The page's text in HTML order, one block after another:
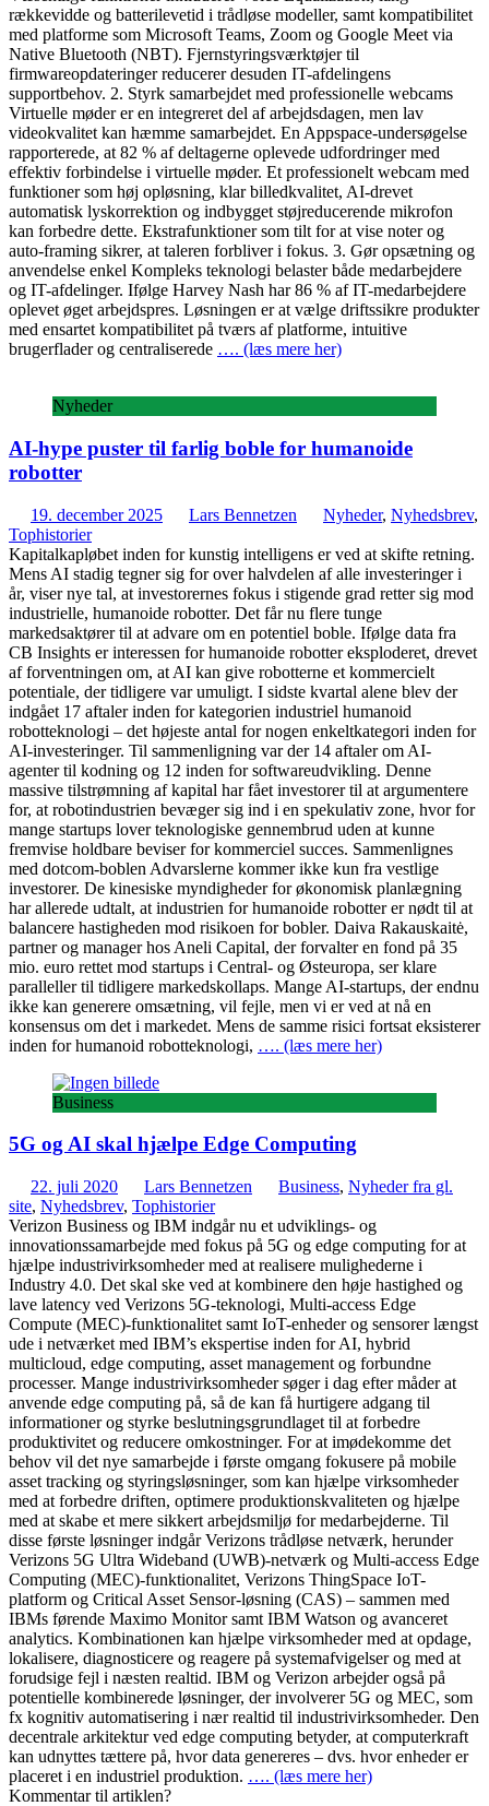
rækkevidde og batterilevetid i trådløse modeller, samt kompatibilitet
med platforme som Microsoft Teams, Zoom og Google Meet via
Native Bluetooth (NBT). Fjernstyringsværktøjer til
firmwareopdateringer reducerer desuden IT-afdelingens
supportbehov. 2. Styrk samarbejdet med professionelle webcams
Virtuelle møder er en integreret del af arbejdsdagen, men lav
videokvalitet kan hæmme samarbejdet. En Appspace-undersøgelse
rapporterede, at 82 % af deltagerne oplevede udfordringer med
effektiv forbindelse i virtuelle møder. Et professionelt webcam med
funktioner som høj opløsning, klar billedkvalitet, AI-drevet
automatisk lyskorrektion og indbygget støjreducerende mikrofon
kan forbedre dette. Ekstrafunktioner som tilt for at vise noter og
auto-framing sikrer, at taleren forbliver i fokus. 3. Gør opsætning og
anvendelse enkel Kompleks teknologi belaster både medarbejdere
og IT-afdelinger. Ifølge Harvey Nash har 86 % af IT-medarbejdere
oplevet øget arbejdspres. Løsningen er at vælge driftssikre produkter
med ensartet kompatibilitet på tværs af platforme, intuitive
brugerflader og centraliserede …. (læs mere her)
Nyheder
AI-hype puster til farlig boble for humanoide
robotter
19. december 2025 Lars Bennetzen Nyheder, Nyhedsbrev,
Tophistorier
Kapitalkapløbet inden for kunstig intelligens er ved at skifte retning.
Mens AI stadig tegner sig for over halvdelen af alle investeringer i
år, viser nye tal, at investorernes fokus i stigende grad retter sig mod
industrielle, humanoide robotter. Det får nu flere tunge
markedsaktører til at advare om en potentiel boble. Ifølge data fra
CB Insights er interessen for humanoide robotter eksploderet, drevet
af forventningen om, at AI kan give robotterne et kommercielt
potentiale, der tidligere var umuligt. I sidste kvartal alene blev der
indgået 17 aftaler inden for kategorien industriel humanoid
robotteknologi – det højeste antal for nogen enkeltkategori inden for
AI-investeringer. Til sammenligning var der 14 aftaler om AI-
agenter til kodning og 12 inden for softwareudvikling. Denne
massive tilstrømning af kapital har fået investorer til at argumentere
for, at robotindustrien bevæger sig ind i en spekulativ zone, hvor for
mange startups lover teknologiske gennembrud uden at kunne
fremvise holdbare beviser for kommerciel succes. Sammenlignes
med dotcom-boblen Advarslerne kommer ikke kun fra vestlige
investorer. De kinesiske myndigheder for økonomisk planlægning
har allerede udtalt, at industrien for humanoide robotter er nødt til at
balancere hastigheden mod risikoen for bobler. Daiva Rakauskaitė,
partner og manager hos Aneli Capital, der forvalter en fond på 35
mio. euro rettet mod startups i Central- og Østeuropa, ser klare
paralleller til tidligere markedskollaps. Mange AI-startups, der endnu
ikke kan generere omsætning, vil fejle, men vi er ved at nå en
konsensus om det i markedet. Mens de samme risici fortsat eksisterer
inden for humanoid robotteknologi, …. (læs mere her)
Business
5G og AI skal hjælpe Edge Computing
22. juli 2020 Lars Bennetzen Business, Nyheder fra gl.
site, Nyhedsbrev, Tophistorier
Verizon Business og IBM indgår nu et udviklings- og
innovationssamarbejde med fokus på 5G og edge computing for at
hjælpe industrivirksomheder med at realisere mulighederne i
Industry 4.0. Det skal ske ved at kombinere den høje hastighed og
lave latency ved Verizons 5G-teknologi, Multi-access Edge
Compute (MEC)-funktionalitet samt IoT-enheder og sensorer længst
ude i netværket med IBM’s ekspertise inden for AI, hybrid
multicloud, edge computing, asset management og forbundne
processer. Mange industrivirksomheder søger i dag efter måder at
anvende edge computing på, så de kan få hurtigere adgang til
informationer og styrke beslutningsgrundlaget til at forbedre
produktivitet og reducere omkostninger. For at imødekomme det
behov vil det nye samarbejde i første omgang fokusere på mobile
asset tracking og styringsløsninger, som kan hjælpe virksomheder
med at forbedre driften, optimere produktionskvaliteten og hjælpe
med at skabe et mere sikkert arbejdsmiljø for medarbejderne. Til
disse første løsninger indgår Verizons trådløse netværk, herunder
Verizons 5G Ultra Wideband (UWB)-netværk og Multi-access Edge
Computing (MEC)-funktionalitet, Verizons ThingSpace IoT-
platform og Critical Asset Sensor-løsning (CAS) – sammen med
IBMs førende Maximo Monitor samt IBM Watson og avanceret
analytics. Kombinationen kan hjælpe virksomheder med at opdage,
lokalisere, diagnosticere og reagere på systemafvigelser og med at
forudsige fejl i næsten realtid. IBM og Verizon arbejder også på
potentielle kombinerede løsninger, der involverer 5G og MEC, som
fx kognitiv automatisering i nær realtid til industrivirksomheder. Den
decentrale arkitektur ved edge computing betyder, at computerkraft
kan udnyttes tættere på, hvor data genereres – dvs. hvor enheder er
placeret i en industriel produktion. …. (læs mere her)
Kommentar til artiklen?